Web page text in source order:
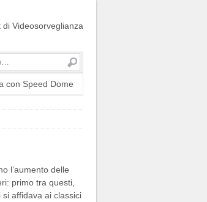
Videosorveglianza
con Speed Dome
l’aumento delle
primo tra questi,
affidava ai classici